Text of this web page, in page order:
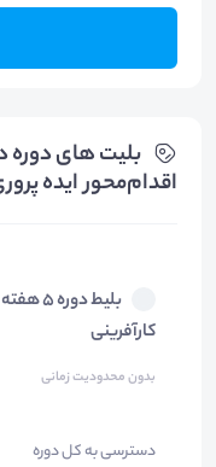
اقدام‌محور ایده
بلیط
کارآفرینی
بدون محدودیت زمانی
دسترسی به کل دوره